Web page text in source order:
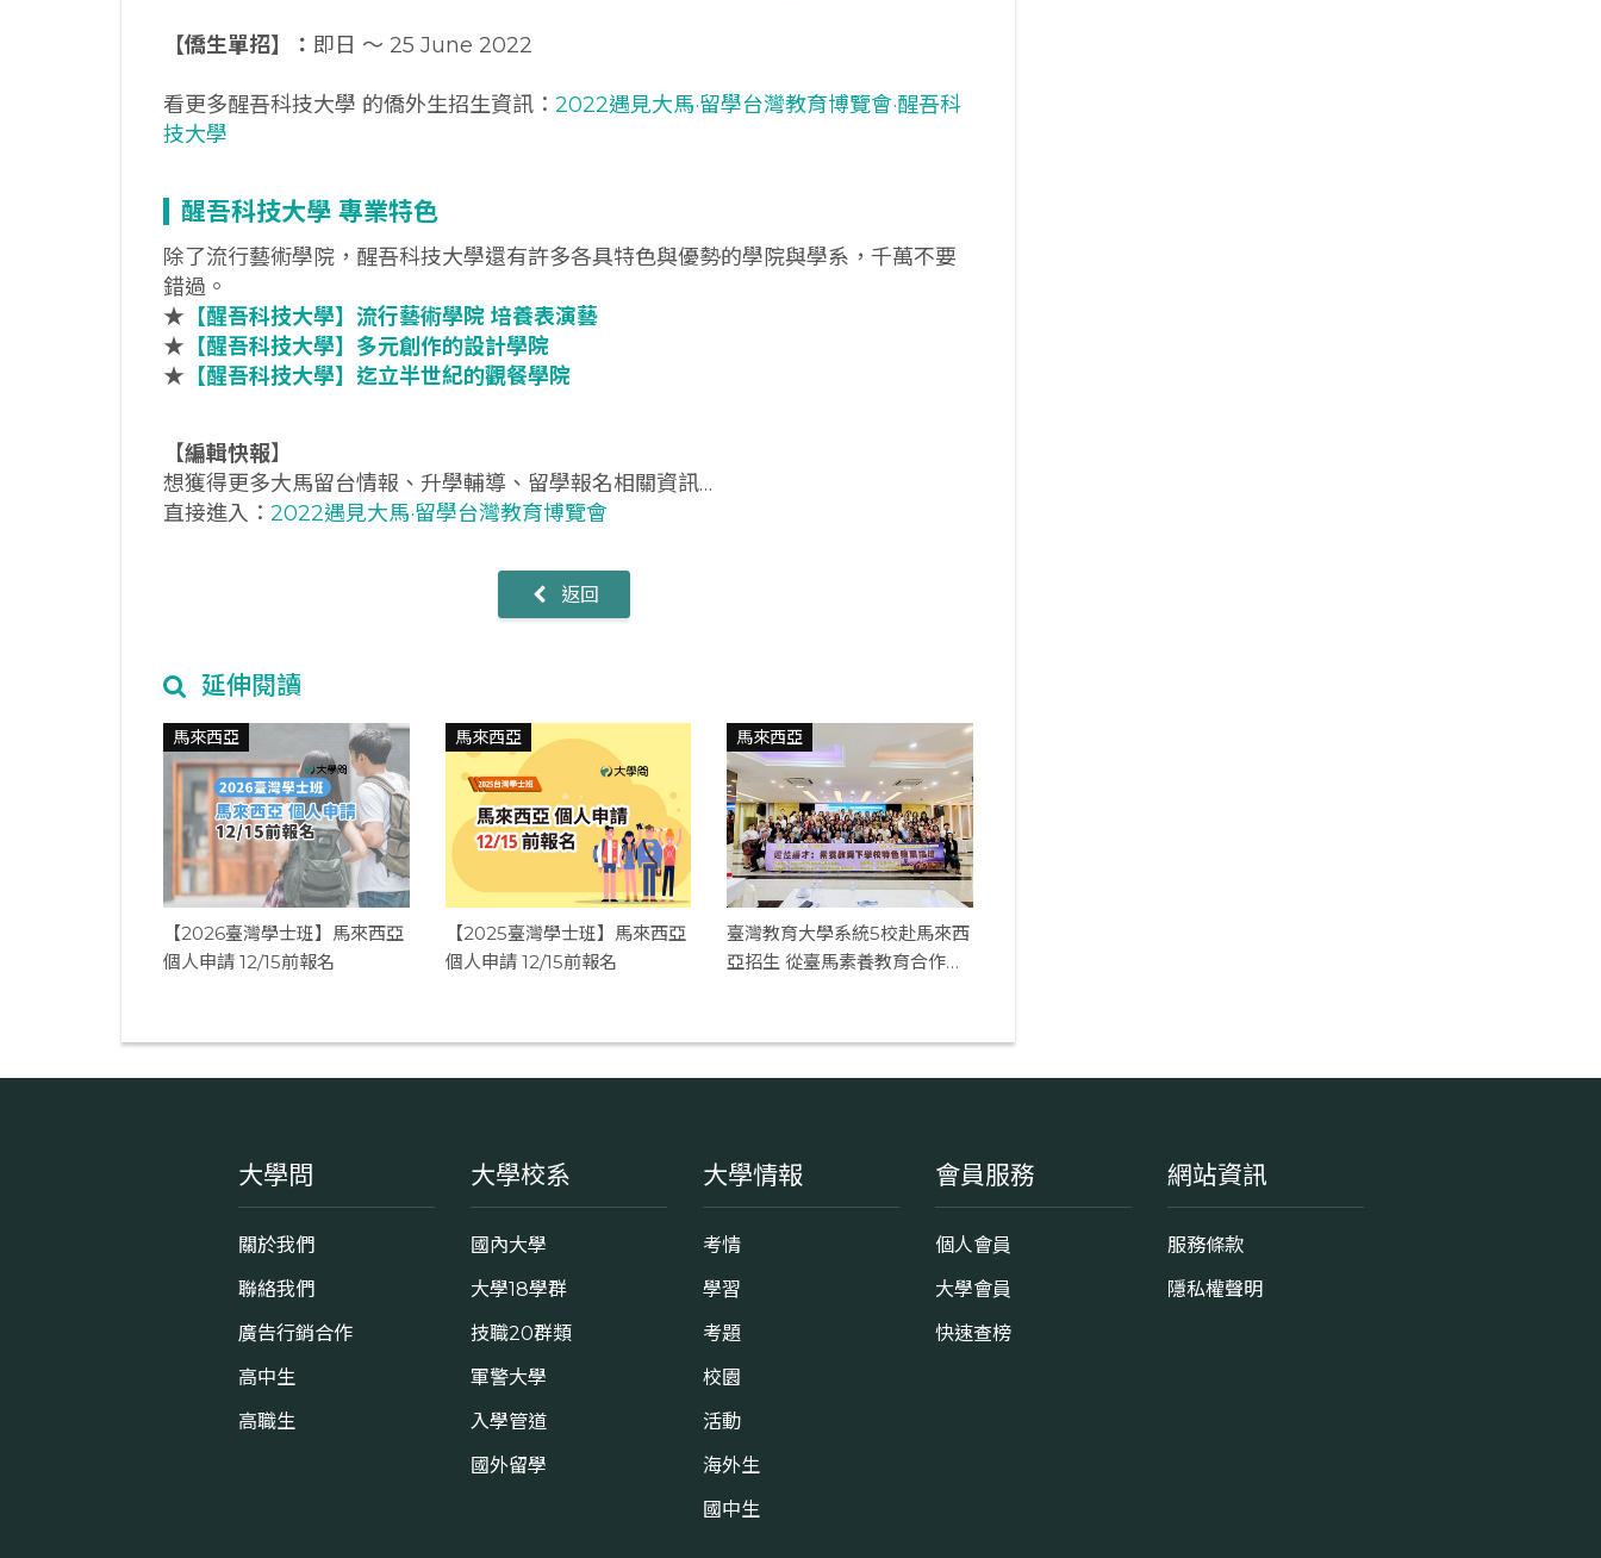
【僑生單招】： 即日 ～ 25 June 2022
看更多醒吾科技大學 的僑外生招生資訊： 2022遇見大馬·留學台灣教育博覽會·醒吾科
技大學
醒吾科技大學 專業特色
除了流行藝術學院，醒吾科技大學還有許多各具特色與優勢的學院與學系，千萬不要
錯過。
★ 【醒吾科技大學】流行藝術學院 培養表演藝
★ 【醒吾科技大學】多元創作的設計學院
★ 【醒吾科技大學】迄立半世紀的觀餐學院
【編輯快報】
想獲得更多大馬留台情報、升學輔導、留學報名相關資訊…
直接進入： 2022遇見大馬·留學台灣教育博覽會
返回
延伸閱讀
馬來西亞
【2026臺灣學士班】馬來西亞
個人申請 12/15前報名
馬來西亞
【2025臺灣學士班】馬來西亞
個人申請 12/15前報名
馬來西亞
臺灣教育大學系統5校赴馬來西
亞招生 從臺馬素養教育合作出
大學問
關於我們
聯絡我們
廣告行銷合作
高中生
高職生
大學校系
國內大學
大學18學群
技職20群類
軍警大學
入學管道
國外留學
大學情報
考情
學習
考題
校園
活動
海外生
國中生
會員服務
個人會員
大學會員
快速查榜
網站資訊
服務條款
隱私權聲明